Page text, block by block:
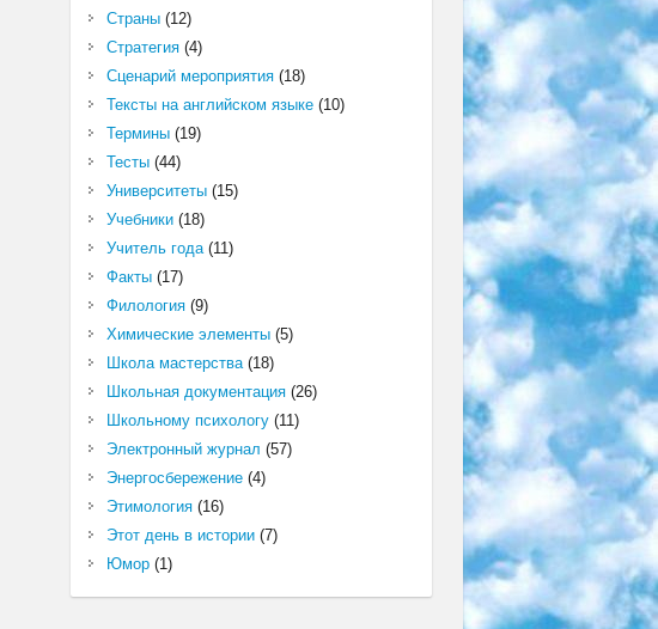
Страны(12)
Стратегия(4)
Сценарий мероприятия(18)
Тексты на английском языке(10)
Термины(19)
Тесты(44)
Университеты(15)
Учебники(18)
Учитель года(11)
Факты(17)
Филология(9)
Химические элементы(5)
Школа мастерства(18)
Школьная документация(26)
Школьному психологу(11)
Электронный журнал (57)
Энергосбережение(4)
Этимология(16)
Этот день в истории(7)
Юмор(1)